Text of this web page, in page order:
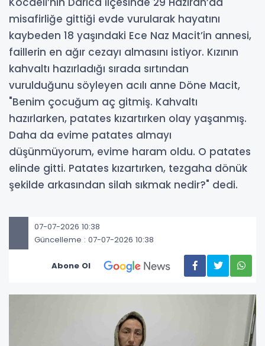
misafirliğe gittiği evde vurularak hayatını
kaybeden 18 yaşındaki Ece Naz Macit’in annesi,
faillerin en ağır cezayı almasını istiyor. Kızının
kahvaltı hazırladığı sırada sırtından
vurulduğunu söyleyen acılı anne Döne Macit,
"Benim çocuğum aç gitmiş. Kahvaltı
hazırlarken, patates kızartırken olay yaşanmış.
Daha da evime patates almayı
düşünmüyorum, evime haram oldu. O patates
elinde gitti. Patates kızartırken, tezgaha dönük
şekilde arkasından silah sıkmak nedir?" dedi.
07-07-2026 10:38
Güncelleme : 07-07-2026 10:38
Abone Ol